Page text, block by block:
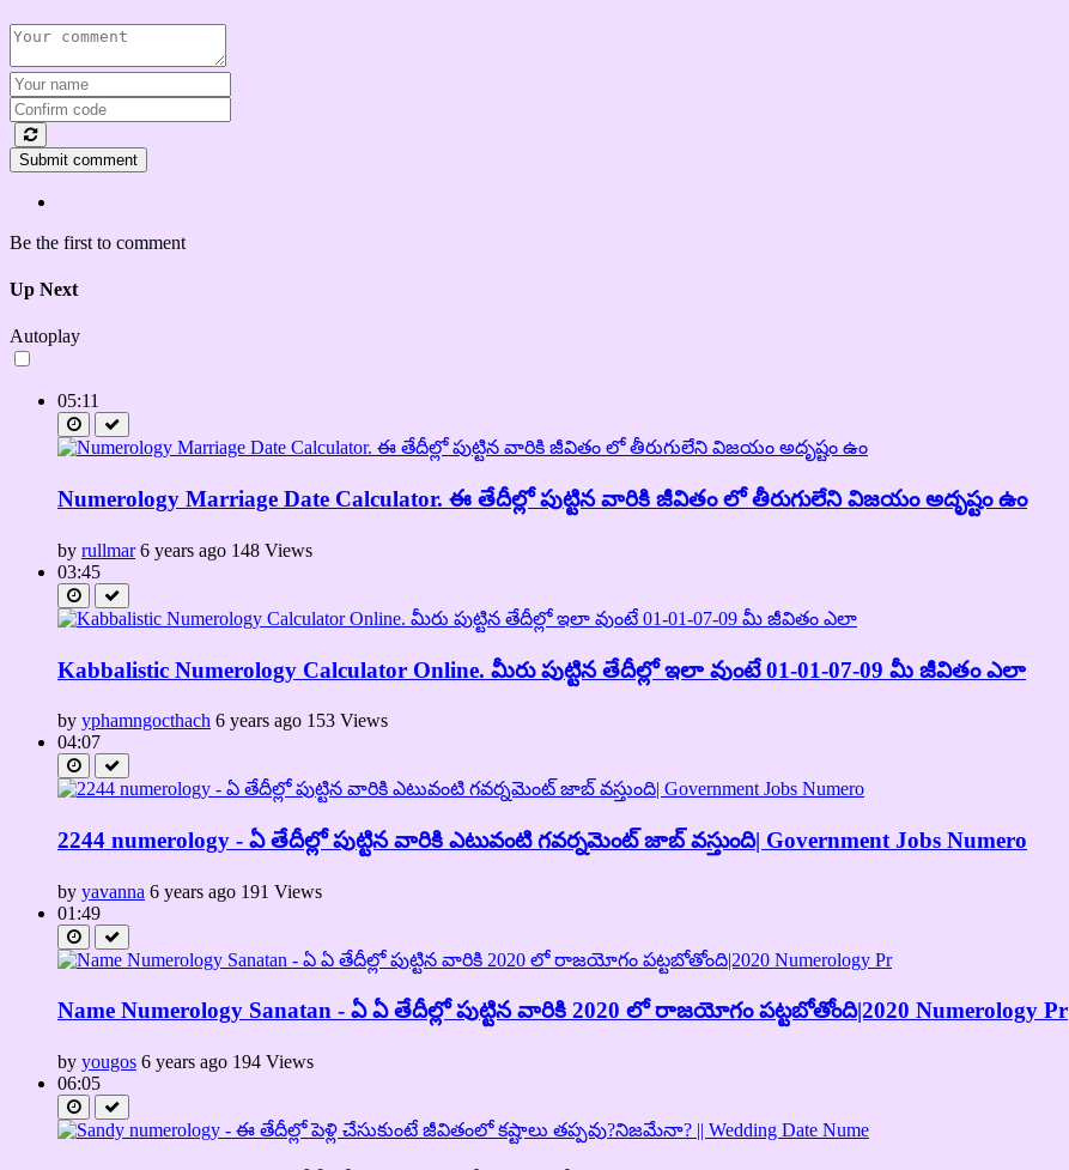
Submit comment
Be the first to comment
Up Next
Autoplay
05:11
Numerology Marriage Date Calculator. ఈ తేదీల్లో పుట్టిన వారికి జీవితం లో తీరుగులేని విజయం అదృష్టం ఉం
by rullmar 6 years ago 148 Views
03:45
Kabbalistic Numerology Calculator Online. మీరు పుట్టిన తేదీల్లో ఇలా వుంటే 01-01-07-09 మీ జీవితం ఎలా
by yphamngocthach 6 years ago 153 Views
04:07
2244 numerology - ఏ తేదీల్లో పుట్టిన వారికి ఎటువంటి గవర్నమెంట్ జాబ్ వస్తుంది| Government Jobs Numero
by yavanna 6 years ago 191 Views
01:49
Name Numerology Sanatan - ఏ ఏ తేదీల్లో పుట్టిన వారికి 2020 లో రాజయోగం పట్టబోతోంది|2020 Numerology Pr
by yougos 6 years ago 194 Views
06:05